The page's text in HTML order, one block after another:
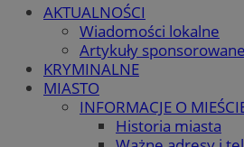
AKTUALNOŚCI
Wiadomości lokalne
Artykuły sponsorowane
KRYMINALNE
MIASTO
INFORMACJE O
Historia miasta